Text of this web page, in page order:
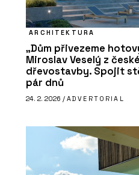
ARCHITEKTURA
„Dům přivezeme
Miroslav Veselý z
dřevostavby. Spojit
pár dnů
24. 2. 2026 / ADVERTORIAL